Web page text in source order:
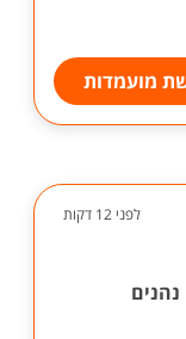
מועמדות
לפני 12 דקות